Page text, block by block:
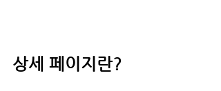
상세 페이지란?